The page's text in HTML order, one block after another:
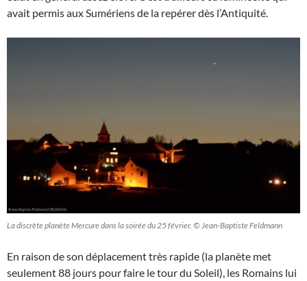
avait permis aux Sumériens de la repérer dès l’Antiquité.
La discrète planète Mercure dans la soirée du 25 février. © Jean-Baptiste Feldmann
En raison de son déplacement très rapide (la planète met
seulement 88 jours pour faire le tour du Soleil), les Romains lui